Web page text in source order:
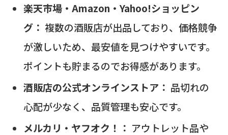
楽天市場・Amazon・Yahoo!ショッピン
グ： 複数の酒販店が出品しており、価格競争
が激しいため、最安値を見つけやすいです。
ポイントも貯まるのでお得感があります。
酒販店の公式オンラインストア： 品切れの
心配が少なく、品質管理も安心です。
メルカリ・ヤフオク！： アウトレット品や